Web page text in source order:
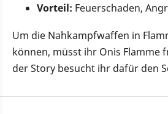
Vorteil: Feuerschaden,
Um die Nahkampfwaffen in
können, müsst ihr Onis Flamme
der Story besucht ihr dafür den